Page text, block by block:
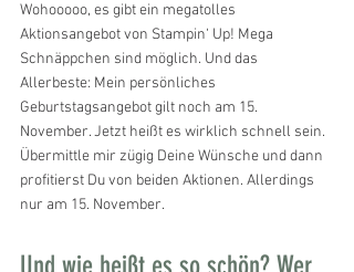
Wohooooo, es gibt ein megatolles
Aktionsangebot von Stampin‘ Up! Mega
Schnäppchen sind möglich. Und das
Allerbeste: Mein persönliches
Geburtstagsangebot gilt noch am 15.
November. Jetzt heißt es wirklich schnell sein.
Übermittle mir zügig Deine Wünsche und dann
profitierst Du von beiden Aktionen. Allerdings
nur am 15. November.